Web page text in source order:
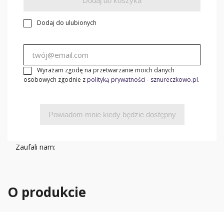
Dodaj do ulubionych
Wyrażam zgodę na przetwarzanie moich danych
osobowych zgodnie z polityką prywatności - sznureczkowo.pl.
Powiadom mnie kiedy będzie dostępny
Zaufali nam:
O produkcie